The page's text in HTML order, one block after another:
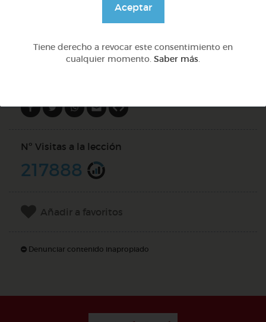
DOCS (3)
Nº Visitas a la lección
217888
Añadir a favoritos
Denunciar contenido inapropiado
Aceptar
Tiene derecho a revocar este consentimiento en
cualquier momento. Saber más.